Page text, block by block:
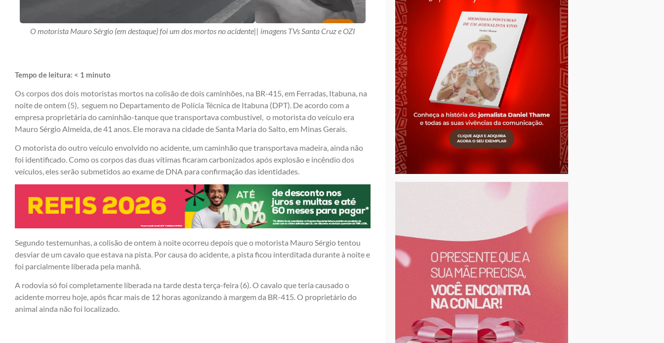
O motorista Mauro Sérgio (em destaque) foi um dos mortos no acidente|| imagens TVs Santa Cruz e OZI
Tempo de leitura: < 1 minuto
Os corpos dos dois motoristas mortos na colisão de dois caminhões, na BR-415, em Ferradas, Itabuna, na
noite de ontem (5), seguem no Departamento de Polícia Técnica de Itabuna (DPT). De acordo com a
empresa proprietária do caminhão-tanque que transportava combustível, o motorista do veículo era
Mauro Sérgio Almeida, de 41 anos. Ele morava na cidade de Santa Maria do Salto, em Minas Gerais.
O motorista do outro veículo envolvido no acidente, um caminhão que transportava madeira, ainda não
foi identificado. Como os corpos das duas vítimas ficaram carbonizados após explosão e incêndio dos
veículos, eles serão submetidos ao exame de DNA para confirmação das identidades.
Segundo testemunhas, a colisão de ontem à noite ocorreu depois que o motorista Mauro Sérgio tentou
desviar de um cavalo que estava na pista. Por causa do acidente, a pista ficou interditada durante à noite e
foi parcialmente liberada pela manhã.
A rodovia só foi completamente liberada na tarde desta terça-feira (6). O cavalo que teria causado o
acidente morreu hoje, após ficar mais de 12 horas agonizando à margem da BR-415. O proprietário do
animal ainda não foi localizado.